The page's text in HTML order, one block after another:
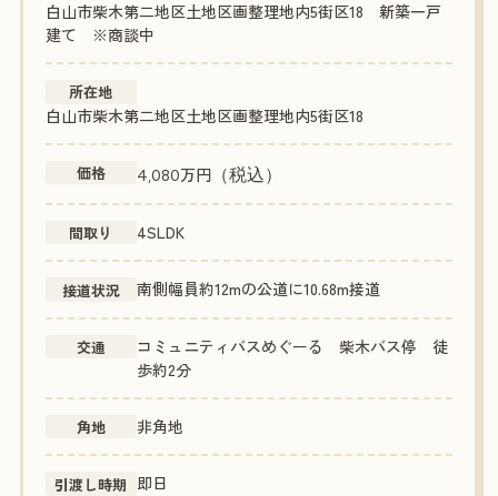
白山市柴木第二地区土地区画整理地内5街区18 新築一戸
建て ※商談中
所在地
白山市柴木第二地区土地区画整理地内5街区18
価格 4,080万円（税込）
間取り 4SLDK
接道状況 南側幅員約12mの公道に10.68m接道
交通
コミュニティバスめぐーる 柴木バス停 徒
歩約2分
角地 非角地
引渡し時期 即日